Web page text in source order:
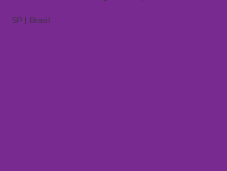
SP | Brasil